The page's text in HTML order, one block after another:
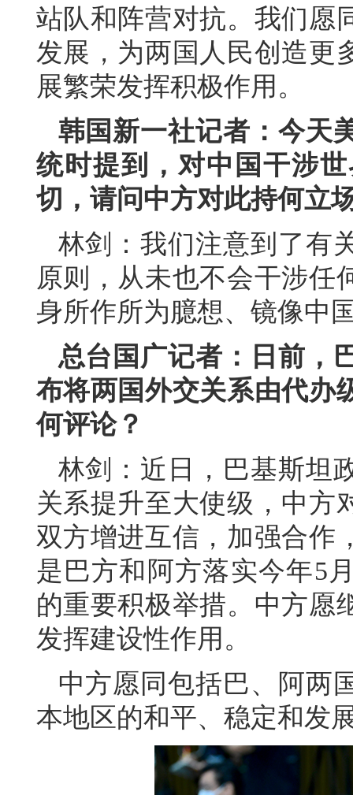
站队和阵营对抗。我们愿
发展，为两国人民创造更
展繁荣发挥积极作用。
韩国新一社记者：今天
统时提到，对中国干涉
切，请问中方对此持何立
林剑：我们注意到了有
原则，从未也不会干涉任
身所作所为臆想、镜像中
总台国广记者：日前，
布将两国外交关系由代办
何评论？
林剑：近日，巴基斯坦
关系提升至大使级，中方
双方增进互信，加强合作
是巴方和阿方落实今年5
的重要积极举措。中方愿
发挥建设性作用。
中方愿同包括巴、阿两
本地区的和平、稳定和发